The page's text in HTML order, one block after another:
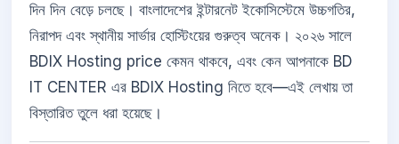
দিন দিন বেড়ে চলছে। বাংলাদেশের ইন্টারনেট ইকোসিস্টেমে উচ্চগতির,
নিরাপদ এবং স্থানীয় সার্ভার হোস্টিংয়ের গুরুত্ব অনেক। ২০২৬ সালে
BDIX Hosting price কেমন থাকবে, এবং কেন আপনাকে BD
IT CENTER এর BDIX Hosting নিতে হবে—এই লেখায় তা
বিস্তারিত তুলে ধরা হয়েছে।